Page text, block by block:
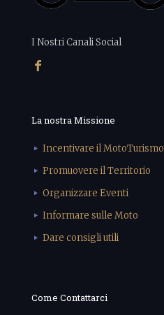
I Nostri Canali Social
La nostra Missione
Incentivare il MotoTurismo
Promuovere il Territorio
Organizzare Eventi
Informare sulle Moto
Dare consigli utili
Come Contattarci